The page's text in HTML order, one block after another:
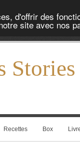
d'offrir des
site avec nos
Stories
Recettes Box